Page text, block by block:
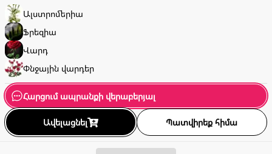
Ալստրոմերիա
Ֆրեզիա
Վարդ
Փնջային վարդեր
Հարցում ապրանքի վերաբերյալ
Ավելացնել Պատվիրեք հիմա